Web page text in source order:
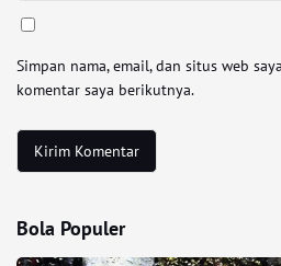
Simpan nama, email, dan situs web
komentar saya berikutnya.
Bola Populer